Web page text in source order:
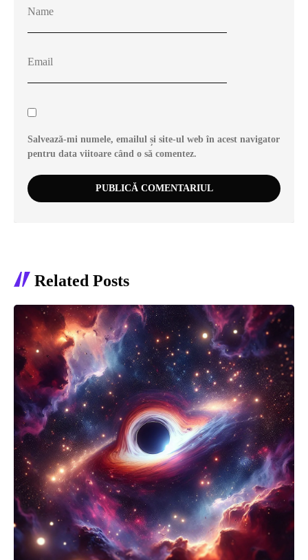
Salvează-mi numele, emailul și site-ul web în acest navigator
pentru data viitoare când o să comentez.
Related Posts